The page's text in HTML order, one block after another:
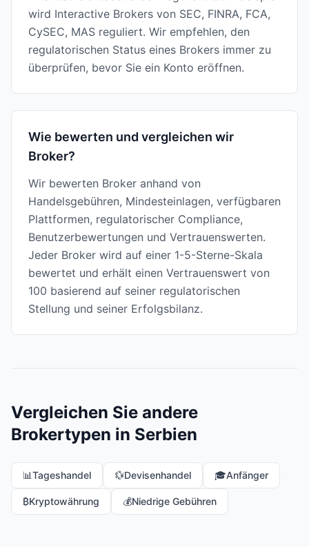
wird Interactive Brokers von SEC, FINRA, FCA,
CySEC, MAS reguliert. Wir empfehlen, den
regulatorischen Status eines Brokers immer zu
überprüfen, bevor Sie ein Konto eröffnen.
Wie bewerten und vergleichen wir
Broker?
Wir bewerten Broker anhand von
Handelsgebühren, Mindesteinlagen, verfügbaren
Plattformen, regulatorischer Compliance,
Benutzerbewertungen und Vertrauenswerten.
Jeder Broker wird auf einer 1-5-Sterne-Skala
bewertet und erhält einen Vertrauenswert von
100 basierend auf seiner regulatorischen
Stellung und seiner Erfolgsbilanz.
Vergleichen Sie andere
Brokertypen in Serbien
📊Tageshandel 💱Devisenhandel 🎓Anfänger
₿Kryptowährung 💰Niedrige Gebühren